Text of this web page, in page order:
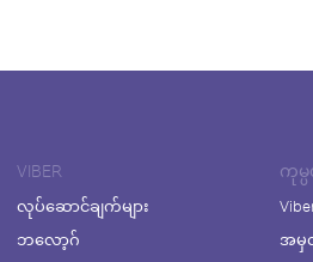
VIBER
လုပ်ဆောင်ချက်များ
ဘလော့ဂ်
ကုမ္
အမှ